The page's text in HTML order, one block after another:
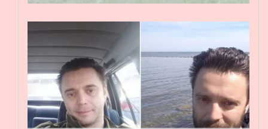
«Восток»